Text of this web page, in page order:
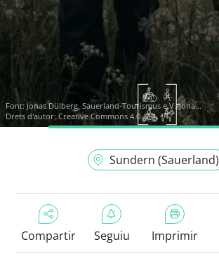
Font: Jonas Dülberg, Sauerland-Tourismus e.V./Jona...
Drets d'autor: Creative Commons 4.0
Sundern (Sauerland)
Compartir Seguiu Imprimir